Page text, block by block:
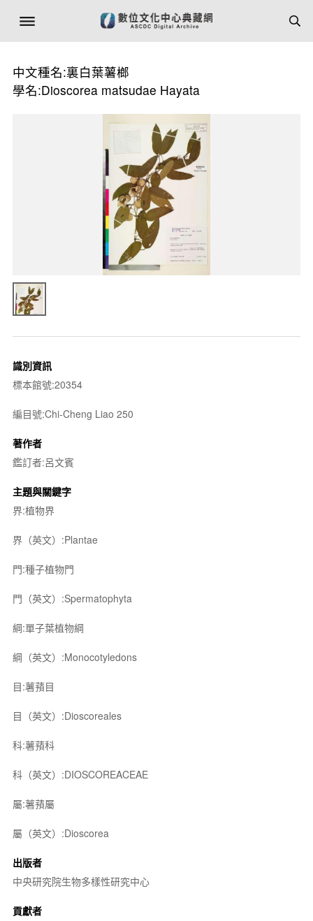
中文種名:裏白葉薯榔
學名:Dioscorea matsudae Hayata
識別資訊
標本館號:20354
編目號:Chi-Cheng Liao 250
著作者
鑑訂者:呂文賓
主題與關鍵字
界:植物界
界（英文）:Plantae
門:種子植物門
門（英文）:Spermatophyta
綱:單子葉植物綱
綱（英文）:Monocotyledons
目:薯蕷目
目（英文）:Dioscoreales
科:薯蕷科
科（英文）:DIOSCOREACEAE
屬:薯蕷屬
屬（英文）:Dioscorea
出版者
中央研究院生物多樣性研究中心
貢獻者